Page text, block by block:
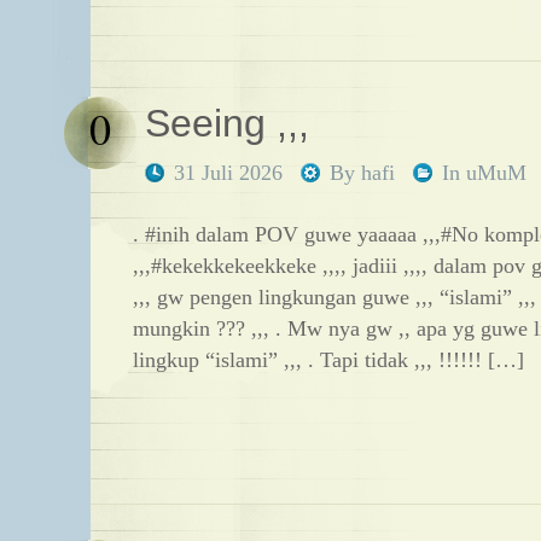
Seeing ,,,
31 Juli 2026 By hafi
0
In uMuM
. #inih dalam POV guwe yaaaaa ,,,#No
,,,#kekekkekeekkeke ,,,, jadiii ,,,, dalam pov
,,, gw pengen lingkungan guwe ,,, “islami”
mungkin ??? ,,, . Mw nya gw ,, apa yg guwe
lingkup “islami” ,,, . Tapi tidak ,,, !!!!!! […]